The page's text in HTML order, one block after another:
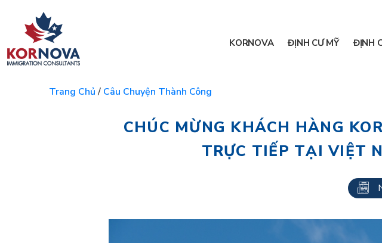
KORNOVA ĐỊNH CƯ MỸ ĐỊNH
Trang Chủ/ Câu Chuyện Thành Công
CHÚC MỪNG KHÁCH HÀNG
TRỰC TIẾP TẠI VIỆT